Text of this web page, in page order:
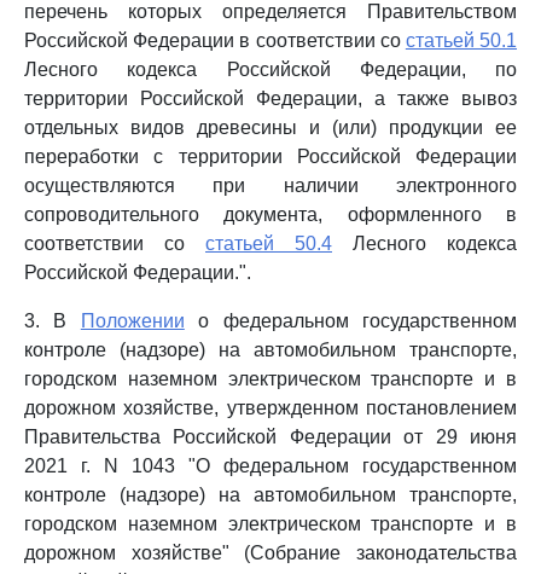
перечень которых определяется Правительством
Российской Федерации в соответствии со статьей 50.1
Лесного кодекса Российской Федерации, по
территории Российской Федерации, а также вывоз
отдельных видов древесины и (или) продукции ее
переработки с территории Российской Федерации
осуществляются при наличии электронного
сопроводительного документа, оформленного в
соответствии со статьей 50.4 Лесного кодекса
Российской Федерации.".
3. В Положении о федеральном государственном
контроле (надзоре) на автомобильном транспорте,
городском наземном электрическом транспорте и в
дорожном хозяйстве, утвержденном постановлением
Правительства Российской Федерации от 29 июня
2021 г. N 1043 "О федеральном государственном
контроле (надзоре) на автомобильном транспорте,
городском наземном электрическом транспорте и в
дорожном хозяйстве" (Собрание законодательства